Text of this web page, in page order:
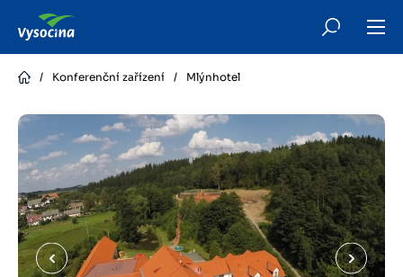
content/ Konferenční zařízení / Mlýnhotel
Předchozí Další